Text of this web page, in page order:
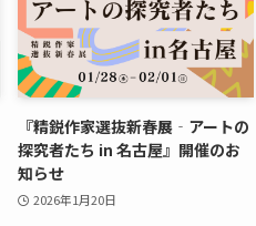
『精鋭作家選抜新春展‐アートの
探究者たち in 名古屋』開催のお
知らせ
2026年1月20日